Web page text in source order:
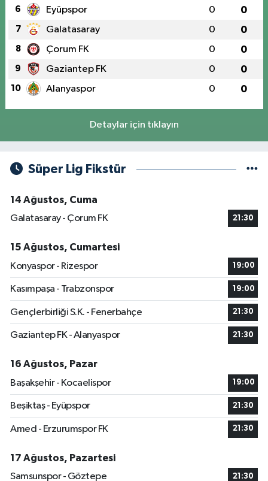
6 Eyüpspor 0 0
7 Galatasaray 0 0
8 Çorum FK 0 0
9 Gaziantep FK 0 0
10 Alanyaspor 0 0
Detaylar için tıklayın
Süper Lig Fikstür
14 Ağustos, Cuma
Galatasaray - Çorum FK
21:30
15 Ağustos, Cumartesi
Konyaspor - Rizespor
19:00
Kasımpaşa - Trabzonspor 19:00
Gençlerbirliği S.K. - Fenerbahçe 21:30
Gaziantep FK - Alanyaspor 21:30
16 Ağustos, Pazar
Başakşehir - Kocaelispor
19:00
Beşiktaş - Eyüpspor 21:30
Amed - Erzurumspor FK 21:30
17 Ağustos, Pazartesi
Samsunspor - Göztepe
21:30